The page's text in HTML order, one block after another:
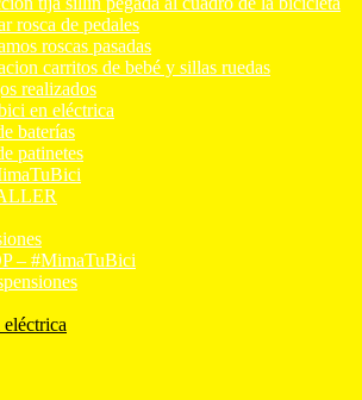
rosca de pedales
roscas pasadas
carritos de bebé y sillas ruedas
realizados
en eléctrica
baterías
patinetes
– #MimaTuBici